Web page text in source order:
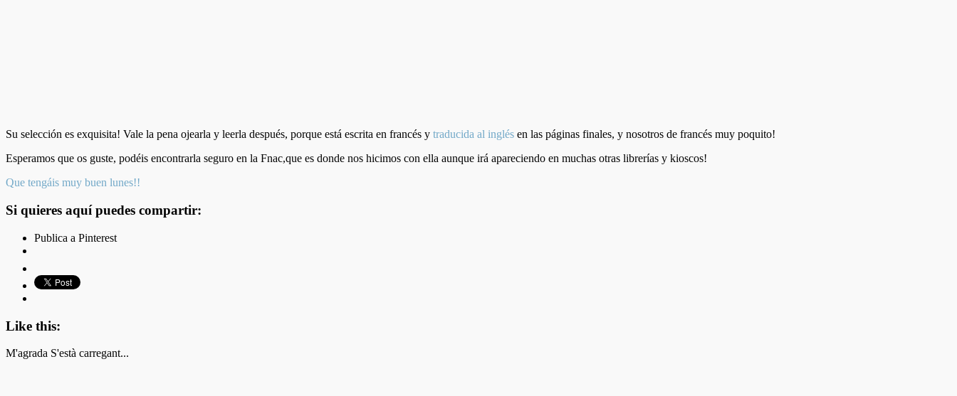
Su selección es exquisita! Vale la pena ojearla y leerla después, porque está escrita en francés y traducida al inglés en las páginas finales, y nosotros de francés muy poquito!
Esperamos que os guste, podéis encontrarla seguro en la Fnac,que es donde nos hicimos con ella aunque irá apareciendo en muchas otras librerías y kioscos!
Que tengáis muy buen lunes!!
Si quieres aquí puedes compartir:
Publica a Pinterest
Like this:
M'agrada S'està carregant...